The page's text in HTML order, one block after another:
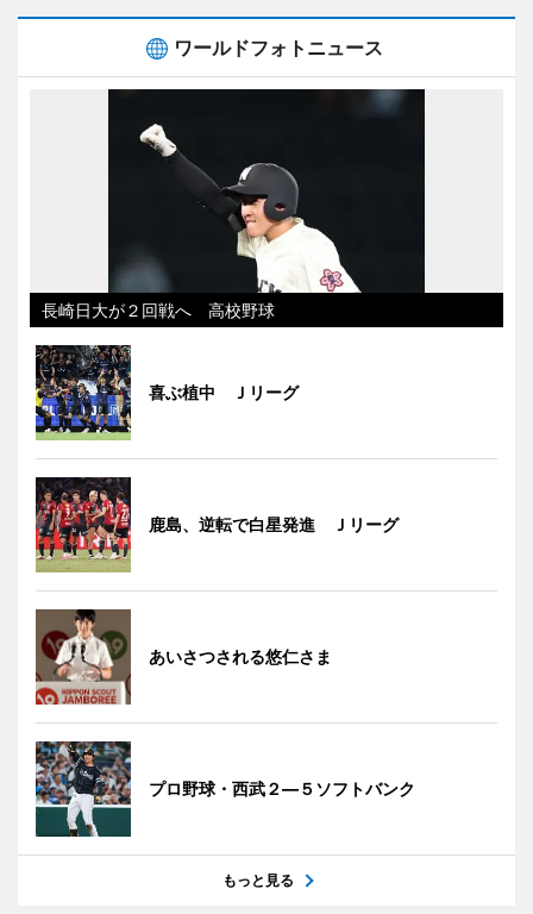
ワールドフォトニュース
長崎日大が２回戦へ 高校野球
喜ぶ植中 Ｊリーグ
鹿島、逆転で白星発進 Ｊリーグ
あいさつされる悠仁さま
プロ野球・西武２―５ソフトバンク
もっと見る